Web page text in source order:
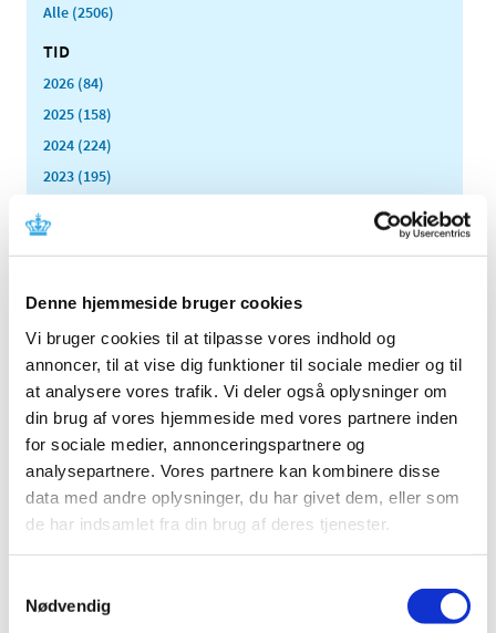
Denne hjemmeside bruger cookies
Vi bruger cookies til at tilpasse vores indhold og
annoncer, til at vise dig funktioner til sociale medier og til
at analysere vores trafik. Vi deler også oplysninger om
din brug af vores hjemmeside med vores partnere inden
for sociale medier, annonceringspartnere og
analysepartnere. Vores partnere kan kombinere disse
data med andre oplysninger, du har givet dem, eller som
de har indsamlet fra din brug af deres tjenester.
Nødvendig
Alle (2506)
TID
2026 (84)
2025 (158)
2024 (224)
2023 (195)
2021 (516)
2019 (159)
2018 (150)
2017 (167)
2016 (167)
2015 (33)
2014 (44)
2013 (49)
2012 (44)
oktober (4)